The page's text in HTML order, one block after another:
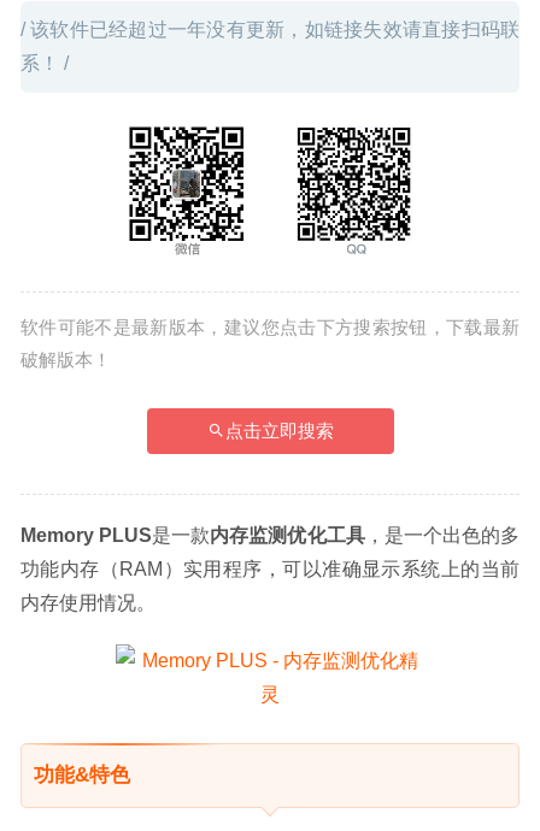
/ 该软件已经超过一年没有更新，如链接失效请直接扫码联
系！ /
软件可能不是最新版本，建议您点击下方搜索按钮，下载最新
破解版本！
点击立即搜索
Memory PLUS是一款内存监测优化工具，是一个出色的多
功能内存（RAM）实用程序，可以准确显示系统上的当前
内存使用情况。
功能&特色